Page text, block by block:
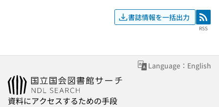
書誌情報を一括出力 RSS
RSS
Language：English
資料にアクセスするための手段